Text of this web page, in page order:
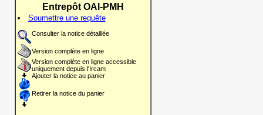
Entrepôt OAI-PMH
Soumettre une requête
Consulter la notice détaillée
Version complète en ligne
Version complète en ligne accessible
uniquement depuis l'Ircam
Ajouter la notice au panier
Retirer la notice du panier